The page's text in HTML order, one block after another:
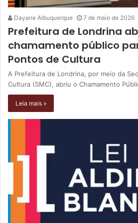
Dayane Albuquerque 7 de maio de 2026
Prefeitura de Londrina
chamamento público
Pontos de Cultura
A Prefeitura de Londrina, por meio da
Cultura (SMC), abriu o Chamamento
Leia mais »